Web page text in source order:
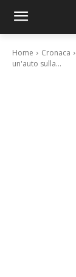
Home Cronaca
un'auto sulla...